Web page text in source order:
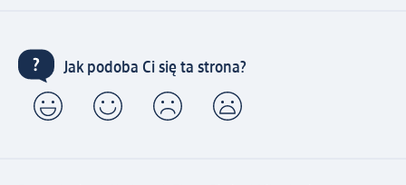
Jak podoba Ci się ta strona?